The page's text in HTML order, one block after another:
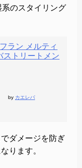
のスタイリング
ラン メルティ
ストリートメン
by カエレバ
ダメージを防ぎ
ります。